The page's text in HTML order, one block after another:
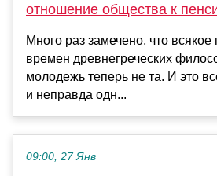
отношение общества к
Много раз замечено, что всякое
времен древнегреческих
молодежь теперь не та. И это
и неправда одн...
09:00, 27 Янв